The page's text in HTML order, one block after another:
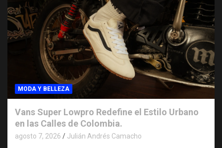
MODA Y BELLEZA
Vans Super Lowpro Redefine el Estilo Urbano
en las Calles de Colombia.
agosto 7, 2026 Julián Andrés Camacho